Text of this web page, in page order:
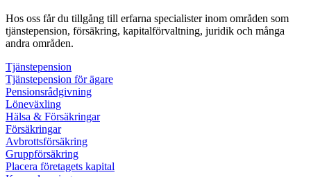
Hos oss får du tillgång till erfarna specialister inom områden som
tjänstepension, försäkring, kapitalförvaltning, juridik och många
andra områden.
Tjänste­pension
Tjänste­pension för ägare
Pensions­rådgivning
Löne­växling
Hälsa & Försäkringar
Försäkringar
Avbrotts­försäkring
Grupp­försäkring
Placera företagets kapital